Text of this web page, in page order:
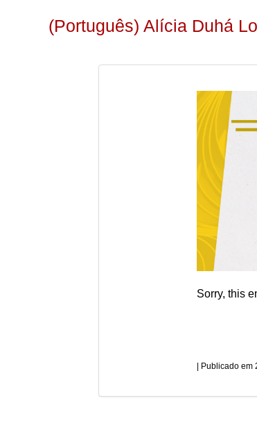
(Português) Alícia Duhá
Sorry, this